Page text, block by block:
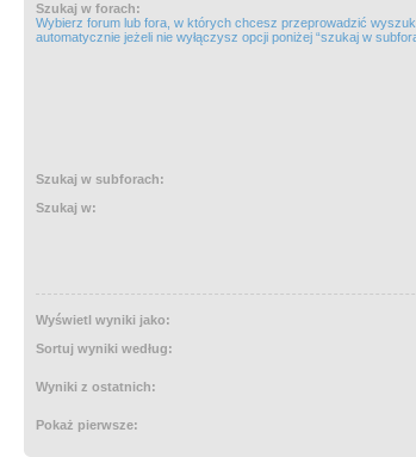
Szukaj w forach:
Wybierz forum lub fora, w których chcesz przeprowadzić
automatycznie jeżeli nie wyłączysz opcji poniżej “szukaj w
Szukaj w subforach:
Szukaj w:
Wyświetl wyniki jako:
Sortuj wyniki według:
Wyniki z ostatnich:
Pokaż pierwsze: